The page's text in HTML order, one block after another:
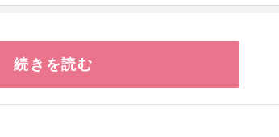
続きを読む